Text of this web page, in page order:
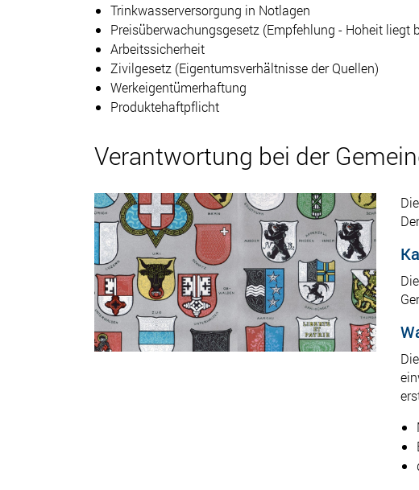
Trinkwasserversorgung in Notlagen
Preisüberwachungsgesetz (Empfehlung - Hoheit liegt
Arbeitssicherheit
Zivilgesetz (Eigentumsverhältnisse der Quellen)
Werkeigentümerhaftung
Produktehaftpflicht
Verantwortung bei der